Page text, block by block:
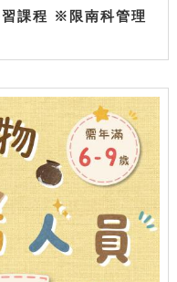
課程 ※限南科管理